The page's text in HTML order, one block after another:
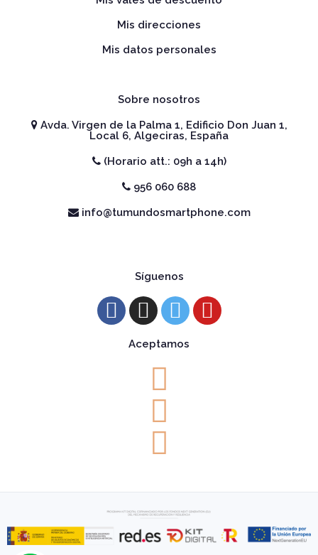
Mis direcciones
Mis datos personales
Sobre nosotros
Avda. Virgen de la Palma 1, Edificio Don Juan 1,
Local 6, Algeciras, España
(Horario att.: 09h a 14h)
956 060 688
info@tumundosmartphone.com
Síguenos
Aceptamos